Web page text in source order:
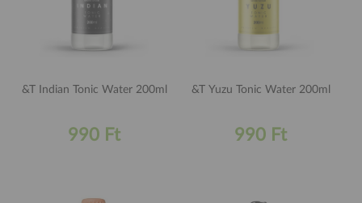
&T Indian Tonic Water 200ml
990 Ft
&T Yuzu Tonic Water 200ml
990 Ft